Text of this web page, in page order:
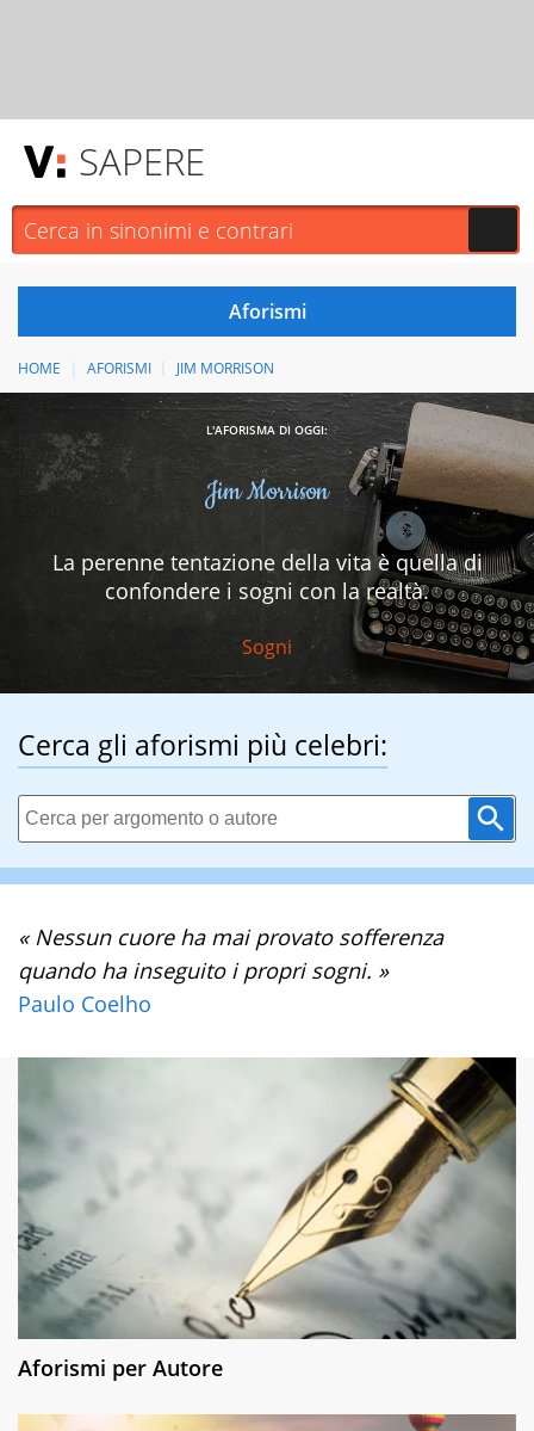
SAPERE
HOME AFORISMI JIM MORRISON
L'AFORISMA DI OGGI:
Jim Morrison
La perenne tentazione della vita è quella di
confondere i sogni con la realtà.
Sogni
Cerca gli aforismi più celebri:
« Nessun cuore ha mai provato sofferenza
quando ha inseguito i propri sogni. »
Paulo Coelho
Aforismi per Autore